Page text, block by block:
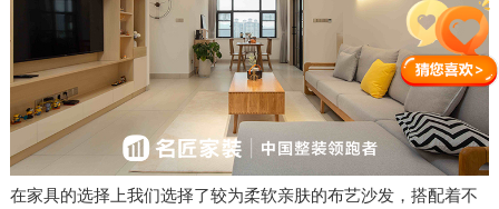
在家具的选择上我们选择了较为柔软亲肤的布艺沙发，搭配着不